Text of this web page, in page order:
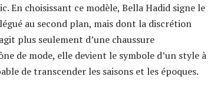
En choisissant ce modèle, Bella Hadid signe le
au second plan, mais dont la discrétion
plus seulement d’une chaussure
de mode, elle devient le symbole d’un style à
de transcender les saisons et les époques.